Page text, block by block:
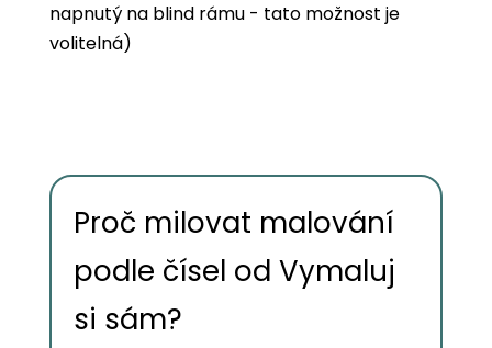
napnutý na blind rámu - tato možnost je
volitelná)
Proč milovat malování
podle čísel od Vymaluj
si sám?